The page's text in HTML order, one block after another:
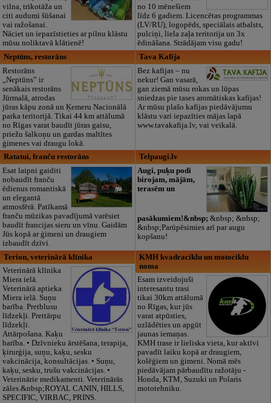
vilna, trikotāža un
citi audumi šūšanai
vai ražošanai.
Nāciet un iepazīstieties ar pilnu klāstu
mūsu noliktavā klātienē!
no 10 mēnešiem
līdz 6 gadiem. Licencētas programmas
(LV/RU), logopēds, speciālais atbalsts,
pulciņi, liela zaļa teritorija un 3x
ēdināšana. Strādājam visu gadu!
Neptūns, restorāns
Restorāns
„Neptūns” ir
senākais restorāns
Jūrmalā, atrodas
jūras kāpu zonā un Ķemeru Nacionālā
parka teritorijā. Tikai 44 km attālumā
no Rīgas varat baudīt jūras gaisu,
priežu šalkoņu un gardas maltītes
ģimenes vai draugu lokā.
Tava Kafija
Bez kafijas – nu
nekur! Gan vasarā,
gan ziemā mūsu rokas un lūpas
sniedzas pie tases aromātiskas kafijas!
Ar mūsu plašo kafijas piedāvājumu
klāstu vari iepazīties mājas lapā
www.tavakafija.lv, vai veikalā.
Ratatui, franču restorāns
Esat laipni gaiditi
nobaudīt franču
ēdienus romantiskā
un elegantā
atmosfērā. Patīkamā
franču mūzikas pavadījumā varēsiet
baudīt francijas sieru un vīnu. Gaidām
Jūs kopā ar ģimeni un draugiem
izbaudīt dzīvi.
Telpaugi.lv
Augi, puķu podi
birojam, mājām,
terasēm un
pasākumiem!&nbsp; &nbsp; &nbsp;
&nbsp;Parūpēsimies arī par augu
kopšanu!
Terion, veterinārā klīnika
Veterinārā klīnika
Miera ielā.
Veterinārā aptieka
Miera ielā. Suņu
barība. Pretblusu
līdzekļi. Prettārpu
līdzekļi.
Attārpošana. Kaķu
barība. • Dzīvnieku ārstēšana, terapija,
ķirurģija, suņu, kaķu, sesku
vakcinācija, konsultācijas. • Suņu,
kaķu, sesku, trušu vakcinācijas. •
Veterinārie medikamenti. Veterinārās
zāles.&nbsp;ROYAL CANIN, HILLS,
SPECIFIC, VIRBAC, PRINS.
KMH kvadraciklu un motociklu
noma
Esam izveidojuši
interesantu trasi
tikai 30km attālumā
no Rīgas, kur jūs
varat atpūsties,
uzlādēties un apgūt
jaunas iemaņas.
KMH trase ir lieliska vieta, kur aktīvi
pavadīt laiku kopā ar draugiem,
kolēģiem un ģimeni. Nomā mēs
piedāvājam pārbaudītu ražotāju -
Honda, KTM, Suzuki un Polaris
mototehniku.